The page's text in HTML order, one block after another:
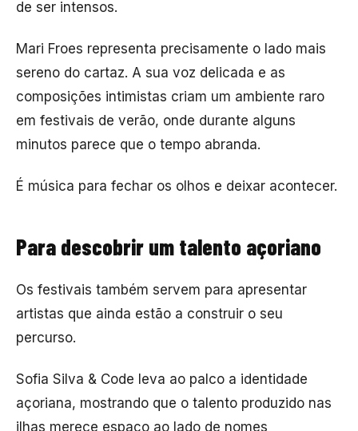
de ser intensos.
Mari Froes representa precisamente o lado mais
sereno do cartaz. A sua voz delicada e as
composições intimistas criam um ambiente raro
em festivais de verão, onde durante alguns
minutos parece que o tempo abranda.
É música para fechar os olhos e deixar acontecer.
Para descobrir um talento açoriano
Os festivais também servem para apresentar
artistas que ainda estão a construir o seu
percurso.
Sofia Silva & Code leva ao palco a identidade
açoriana, mostrando que o talento produzido nas
ilhas merece espaço ao lado de nomes